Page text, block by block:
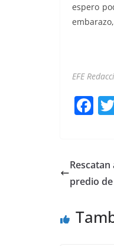
espero
EFE
F
e
b
o
predio